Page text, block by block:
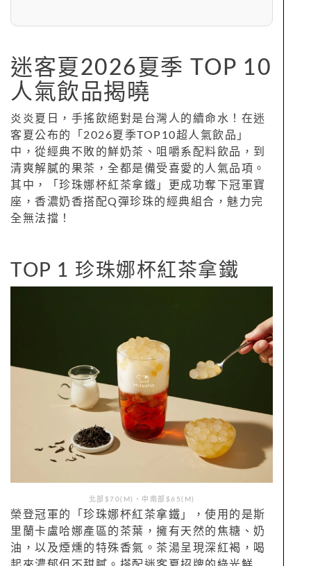
迷客夏2026夏季 TOP 10
人氣飲品揭曉
炎炎夏日，手搖飲絕對是台灣人的續命水！在迷
客夏公布的「2026夏季TOP10超人氣飲品」
中，從經典不敗的鮮奶茶、咀嚼系配料飲品，到
清爽解膩的果茶，全都是備受喜愛的人氣品項。
其中，「珍珠娜杯紅茶拿鐵」更成功奪下冠軍寶
座，香濃奶香搭配Q彈珍珠的經典組合，魅力完
全無法擋！
TOP 1 珍珠娜杯紅茶拿鐵
北部$70(M)、中南部$65(M)
榮登冠軍的「珍珠娜杯紅茶拿鐵」，使用的是斯
里蘭卡盧哈娜產區的茶葉，擁有天然的焦糖、奶
油，以及煙燻的特殊香氣。茶湯呈現深紅褐，喝